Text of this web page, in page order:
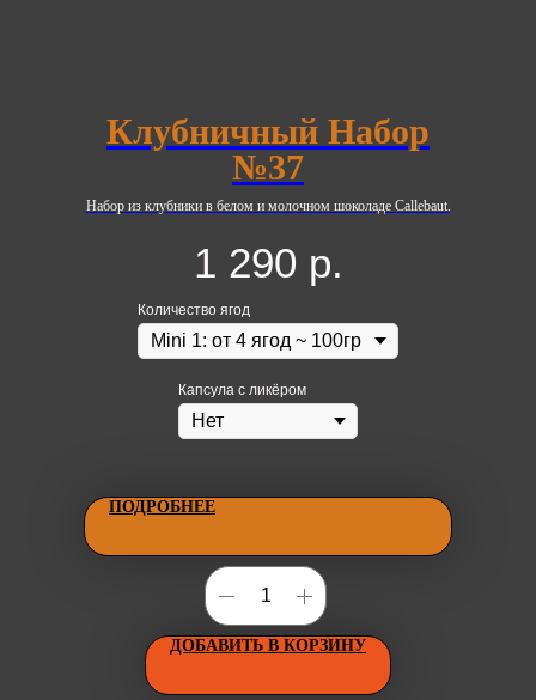
Клубничный Набор
№37
Набор из клубники в белом и молочном шоколаде Callebaut.
1 290 р.
Количество ягод
Капсула с ликёром
ПОДРОБНЕЕ
ДОБАВИТЬ В КОРЗИНУ